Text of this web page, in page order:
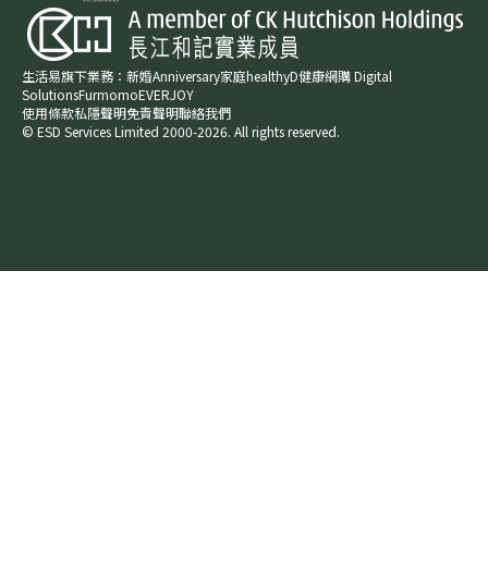
生活易旗下業務： 新婚​Anniversary​家庭​healthyD​健康網購Digital
SolutionsFurmomoEVERJOY​
使用條款私隱聲明免責聲明聯絡我們
© ESD Services Limited 2000-2026. All rights reserved.